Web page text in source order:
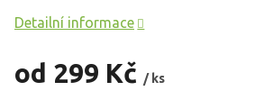
od 299 Kč / ks
Detailní informace